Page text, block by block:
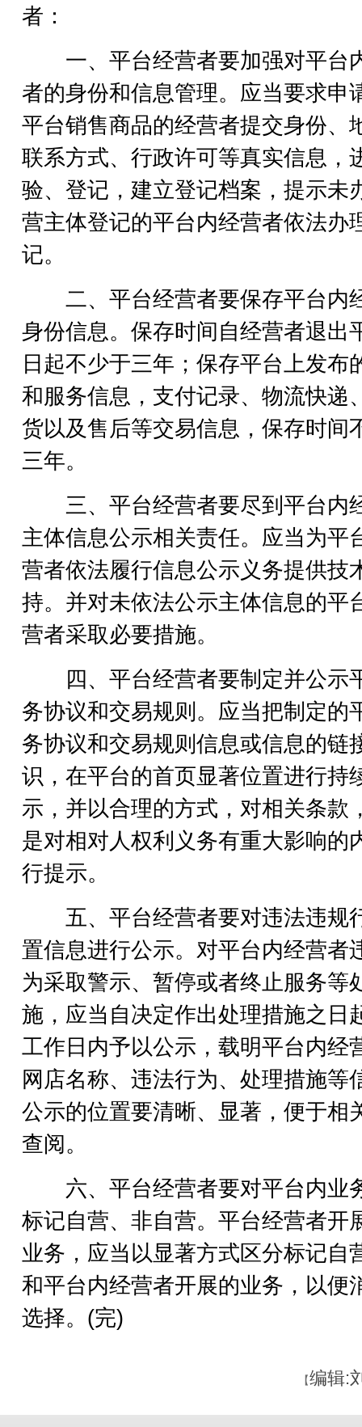
者：
一、平台经营者要加强对平台
者的身份和信息管理。应当要求申
平台销售商品的经营者提交身份、
联系方式、行政许可等真实信息，
验、登记，建立登记档案，提示未
营主体登记的平台内经营者依法办
记。
二、平台经营者要保存平台内
身份信息。保存时间自经营者退出
日起不少于三年；保存平台上发布
和服务信息，支付记录、物流快递
货以及售后等交易信息，保存时间
三年。
三、平台经营者要尽到平台内
主体信息公示相关责任。应当为平
营者依法履行信息公示义务提供技
持。并对未依法公示主体信息的平
营者采取必要措施。
四、平台经营者要制定并公示
务协议和交易规则。应当把制定的
务协议和交易规则信息或信息的链
识，在平台的首页显著位置进行持
示，并以合理的方式，对相关条款
是对相对人权利义务有重大影响的
行提示。
五、平台经营者要对违法违规
置信息进行公示。对平台内经营者
为采取警示、暂停或者终止服务等
施，应当自决定作出处理措施之日
工作日内予以公示，载明平台内经
网店名称、违法行为、处理措施等
公示的位置要清晰、显著，便于相
查阅。
六、平台经营者要对平台内业
标记自营、非自营。平台经营者开
业务，应当以显著方式区分标记自
和平台内经营者开展的业务，以便
选择。(完)
【编辑: